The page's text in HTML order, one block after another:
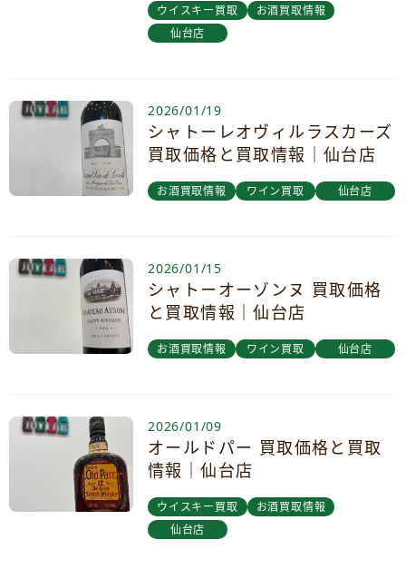
ウイスキー買取
お酒買取情報
仙台店
2026/01/19
シャトーレオヴィルラスカーズ
買取価格と買取情報｜仙台店
お酒買取情報 ワイン買取 仙台店
2026/01/15
シャトーオーゾンヌ 買取価格
と買取情報｜仙台店
お酒買取情報 ワイン買取 仙台店
2026/01/09
オールドパー 買取価格と買取
情報｜仙台店
ウイスキー買取
お酒買取情報
仙台店